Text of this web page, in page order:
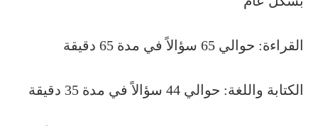
القراءة: حوالي 65 سؤالاً في مدة 65 دقيقة
الكتابة واللغة: حوالي 44 سؤالاً في مدة 35 دقيقة